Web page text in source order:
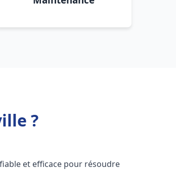
?
fiable et efficace pour résoudre